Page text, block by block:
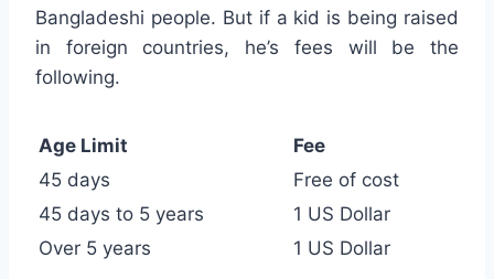
Bangladeshi people. But if a kid is being raised
in foreign countries, he’s fees will be the
following.
Age Limit
Fee
45 days
Free of cost
45 days to 5 years
1 US Dollar
Over 5 years
1 US Dollar